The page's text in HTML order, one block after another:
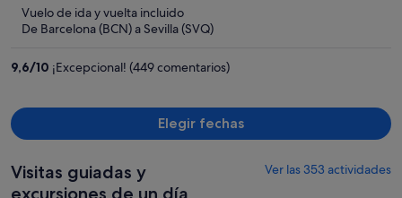
Vuelo de ida y vuelta incluido
De Barcelona (BCN) a Sevilla (SVQ)
9,6/10 ¡Excepcional! (449 comentarios)
Elegir fechas
Visitas guiadas y
excursiones de un día
Ver las 353 actividades